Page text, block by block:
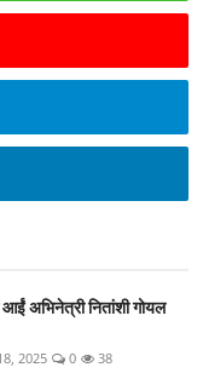
अभिनेत्री नितांशी गोयल
2025 0 38